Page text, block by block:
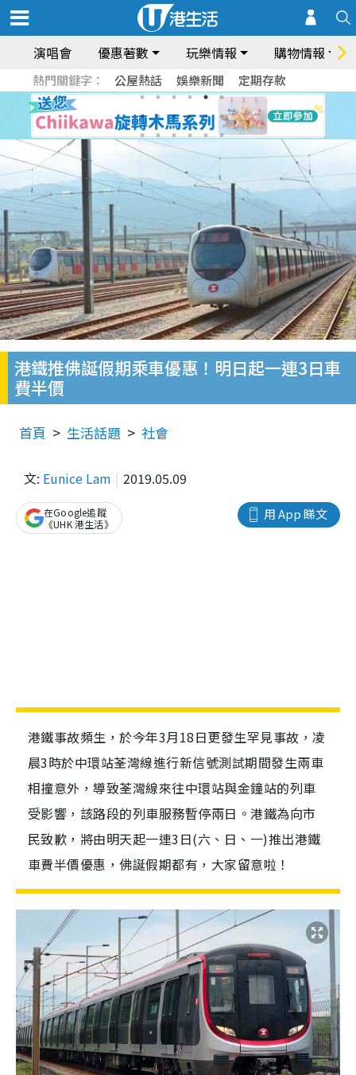
演唱會 優惠著數 玩樂情報 購物情報
熱門關鍵字： 公屋熱話 娛樂新聞 定期存款
港鐵推佛誕假期乘車優惠！明日起一連3日車
費半價
首頁 生活話題 社會
文: Eunice Lam 2019.05.09
用 App 睇文
在Google追蹤
《UHK 港生活》
港鐵事故頻生，於今年3月18日更發生罕見事故，凌
晨3時於中環站荃灣線進行新信號測試期間發生兩車
相撞意外，導致荃灣線來往中環站與金鐘站的列車
受影響，該路段的列車服務暫停兩日。港鐵為向市
民致歉，將由明天起一連3日(六、日、一)推出港鐵
車費半價優惠，佛誕假期都有，大家留意啦！